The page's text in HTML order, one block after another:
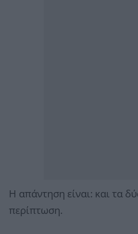
Η απάντηση είναι: και τα
περίπτωση.